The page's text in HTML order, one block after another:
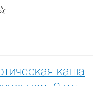
каша